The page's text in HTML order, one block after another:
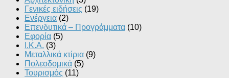
Γενικές ειδήσεις (19)
Ενέργεια (2)
Επενδυτικά – Προγράμματα (10)
Εφορία (5)
Ι.Κ.Α. (3)
Μεταλλικά κτίρια (9)
Πολεοδομικά (5)
Τουρισμός (11)